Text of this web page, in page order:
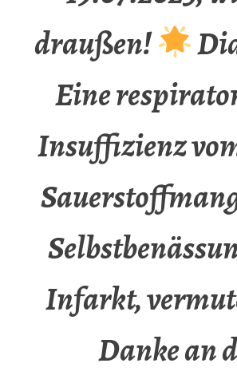
draußen!
Eine
Insuffizienz
Infarkt,
Danke an